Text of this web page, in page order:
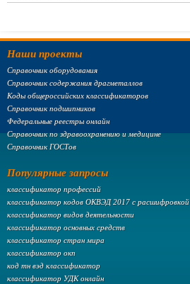
Наши проекты
Справочник оборудования
Справочник содержания драгметаллов
Коды общероссийских классификаторов
Справочник подшипников
Федеральные реестры онлайн
Справочник по здравоохранению и медицине
Справочник ГОСТов
Популярные запросы
классификатор профессий
классификатор кодов ОКВЭД 2017 с расшифровкой
классификатор видов деятельности
классификатор основных средств
классификатор стран мира
классификатор окп
код тн вэд классификатор
классификатор УДК онлайн